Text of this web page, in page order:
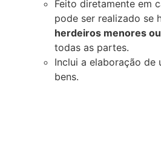
Feito diretamente em
pode ser realizado se
herdeiros menores
todas as partes.
Inclui a elaboração
bens.